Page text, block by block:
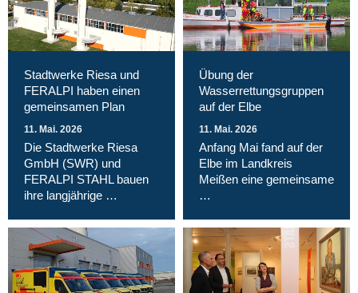
Stadtwerke Riesa und
FERALPI haben einen
gemeinsamen Plan
11. Mai. 2026
Die Stadtwerke Riesa
GmbH (SWR) und
FERALPI STAHL bauen
ihre langjährige …
Übung der
Wasserrettungsgruppen
auf der Elbe
11. Mai. 2026
Anfang Mai fand auf der
Elbe im Landkreis
Meißen eine gemeinsame
…